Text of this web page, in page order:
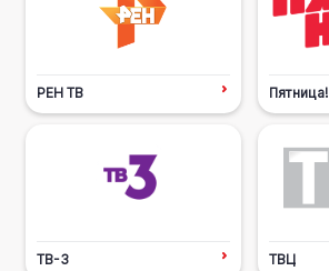
РЕН ТВ Пятница!
ТВ-3 ТВЦ